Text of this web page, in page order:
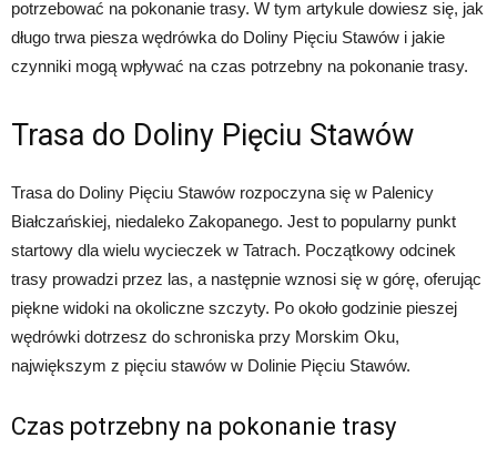
potrzebować na pokonanie trasy. W tym artykule dowiesz się, jak
długo trwa piesza wędrówka do Doliny Pięciu Stawów i jakie
czynniki mogą wpływać na czas potrzebny na pokonanie trasy.
Trasa do Doliny Pięciu Stawów
Trasa do Doliny Pięciu Stawów rozpoczyna się w Palenicy
Białczańskiej, niedaleko Zakopanego. Jest to popularny punkt
startowy dla wielu wycieczek w Tatrach. Początkowy odcinek
trasy prowadzi przez las, a następnie wznosi się w górę, oferując
piękne widoki na okoliczne szczyty. Po około godzinie pieszej
wędrówki dotrzesz do schroniska przy Morskim Oku,
największym z pięciu stawów w Dolinie Pięciu Stawów.
Czas potrzebny na pokonanie trasy